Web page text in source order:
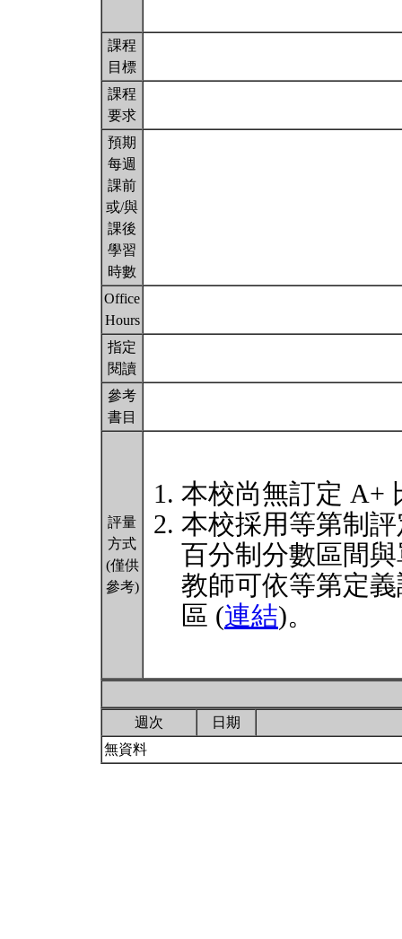
課程
目標
課程
要求
預期
每週
課前
或/與
課後
學習
時數
Office
Hours
指定
閱讀
參考
書目
評量
方式
(僅供
參考)
本校尚無訂定 A+
本校採用等第制
百分制分數區間
教師可依等第定
區 (連結)。
週次
日期
無資料